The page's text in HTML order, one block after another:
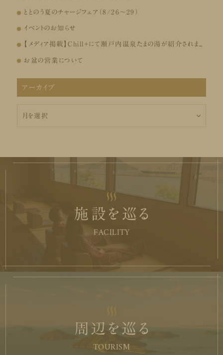
ととのう夏のチャージフェア（8/26～29）
イベントのお知らせ
【メディア掲載】Chill+にて瀬戸内温泉たまの湯が紹介されました
お盆の営業について
アーカイブ
ー
施設を巡る
FACILITY
周辺を巡る
TOURISM